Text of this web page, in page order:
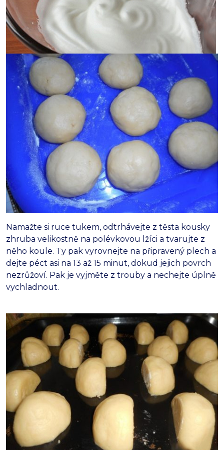
Namažte si ruce tukem, odtrhávejte z těsta kousky
zhruba velikostně na polévkovou lžíci a tvarujte z
něho koule. Ty pak vyrovnejte na připravený plech a
dejte péct asi na 13 až 15 minut, dokud jejich povrch
nezrůžoví. Pak je vyjměte z trouby a nechejte úplně
vychladnout.